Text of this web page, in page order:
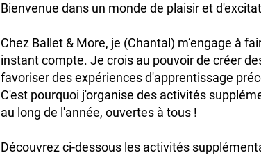
Bienvenue dans un monde de plaisir et
Chez Ballet & More, je (Chantal) m’engage à
instant compte. Je crois au pouvoir de créer
favoriser des expériences d'apprentissage
C'est pourquoi j'organise des activités
au long de l'année, ouvertes à tous !
Découvrez ci-dessous les activités